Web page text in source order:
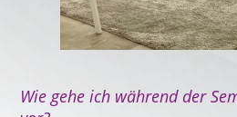
Wie gehe ich während der